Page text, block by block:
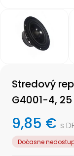
Stredový
G4001-4,
9,85 € s
Dočasne